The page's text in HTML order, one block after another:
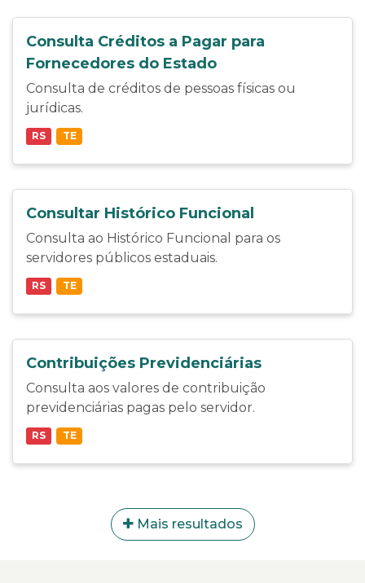
Consulta Créditos a Pagar para
Fornecedores do Estado
Consulta de créditos de pessoas físicas ou
jurídicas.
RS TE
Consultar Histórico Funcional
Consulta ao Histórico Funcional para os
servidores públicos estaduais.
RS TE
Contribuições Previdenciárias
Consulta aos valores de contribuição
previdenciárias pagas pelo servidor.
RS TE
Mais resultados